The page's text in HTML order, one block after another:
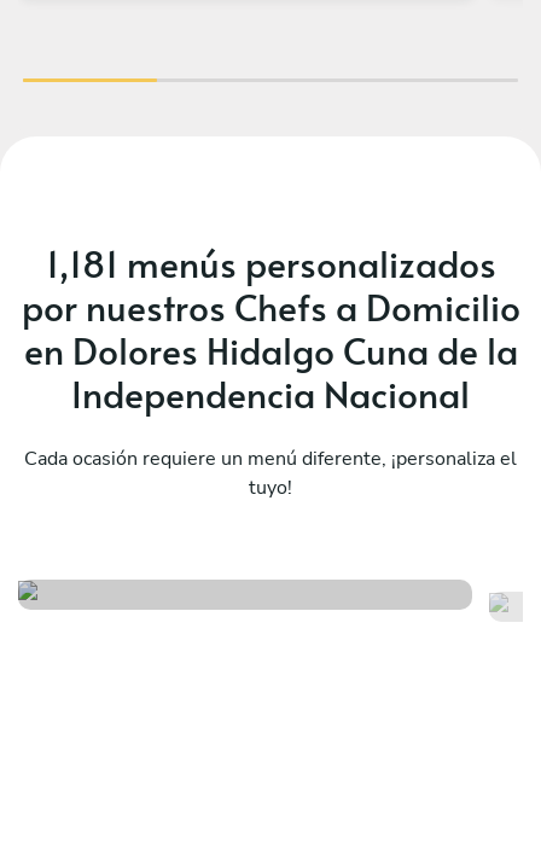
1,181 menús personalizados
por nuestros Chefs a Domicilio
en Dolores Hidalgo Cuna de la
Independencia Nacional
Cada ocasión requiere un menú diferente, ¡personaliza el
tuyo!
El viaje a méxico y sus